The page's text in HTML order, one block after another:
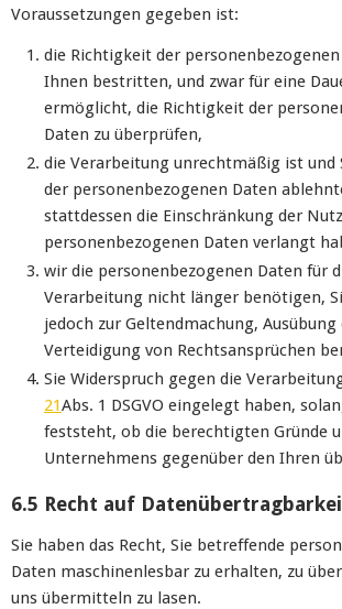
Voraussetzungen gegeben ist:
die Richtigkeit der
Ihnen bestritten, und zwar für eine
ermöglicht, die Richtigkeit der
Daten zu überprüfen,
die Verarbeitung unrechtmäßig ist und
der personenbezogenen Daten
stattdessen die Einschränkung der
personenbezogenen Daten verlangt
wir die personenbezogenen Daten für
Verarbeitung nicht länger benötigen,
jedoch zur Geltendmachung, Ausübung
Verteidigung von Rechtsansprüchen
Sie Widerspruch gegen die
21Abs. 1 DSGVO eingelegt haben,
feststeht, ob die berechtigten Gründe
Unternehmens gegenüber den Ihren
6.5 Recht auf
Sie haben das Recht, Sie betreffende
Daten maschinenlesbar zu erhalten, zu
uns übermitteln zu lasen.